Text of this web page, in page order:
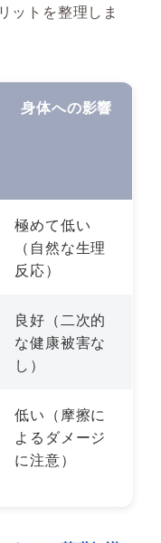
ットを整理しま
身体への影響
極めて低い
（自然な生理
反応）
良好（二次的
な健康被害な
し）
低い（摩擦に
よるダメージ
に注意）